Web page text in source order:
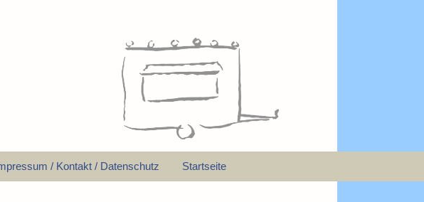
/ Kontakt / Datenschutz Startseite